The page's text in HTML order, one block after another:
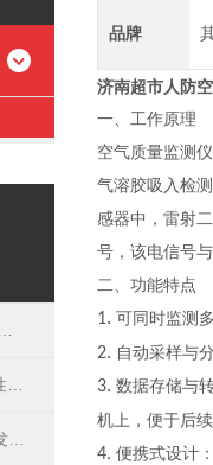
品牌
济南超市人防
一、工作原理
空气质量监测
气溶胶吸入检
感器中，雷射
号，该电信号
二、功能特点
1. 可同时监测
2. 自动采样与
3. 数据存储与
机上，便于后续
4. 便携式设计